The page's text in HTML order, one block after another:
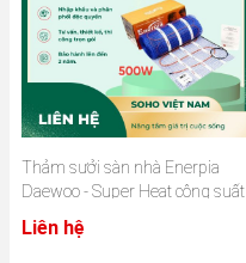
Thảm sưởi sàn nhà Enerpia
Daewoo - Super Heat công suất
200W/m2
Liên hệ